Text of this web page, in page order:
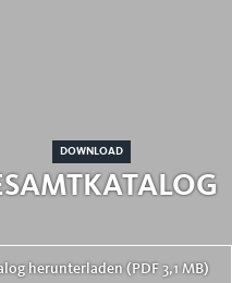
DOWNLOAD
herunterladen (PDF 3,1 MB)